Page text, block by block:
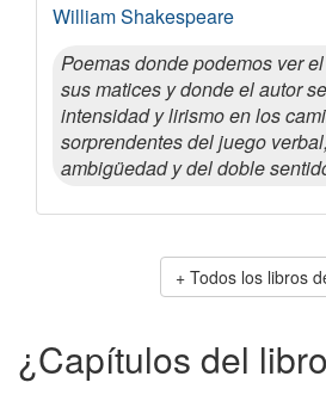
William Shakespeare
Poemas donde podemos ver
sus matices y donde el autor
intensidad y lirismo en los
sorprendentes del juego
ambigüedad y del doble
Todos los libros
¿Capítulos del